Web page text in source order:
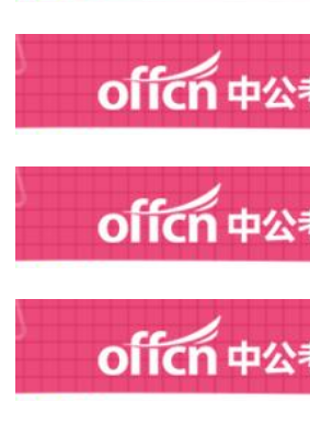
6[單選題]()關注于人際關
A.團隊溝通職能
C.團隊維護職能
D.團隊決策職能
參考答案：C
參考解析：團隊過程的
合在一起，使大家能夠繼續相